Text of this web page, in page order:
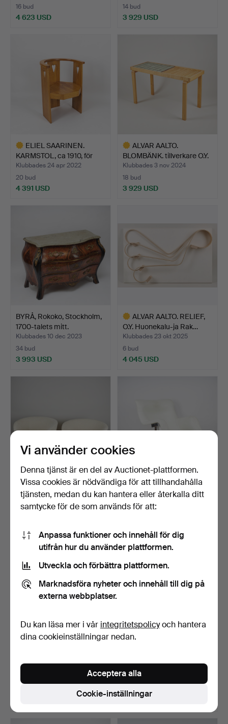
16 bud
4 623 USD
14 bud
3 929 USD
ELIEL SAARINEN.
KARMSTOL, ca 1910, för
Sta…
Klubbades 24 apr 2022
20 bud
4 391 USD
ALVAR AALTO.
BLOMBÄNK. tillverkare O.Y.
Hu…
Klubbades 3 nov 2024
18 bud
3 929 USD
BYRÅ, Rokoko, Stockholm,
1700-talets mitt.
Klubbades 10 dec 2023
34 bud
3 993 USD
ALVAR AALTO. RELIEF,
O.Y. Huonekalu-ja Rak…
Klubbades 23 okt 2025
6 bud
4 045 USD
ELNA KILJANDER.
FÅTÖLJER, ett par för
Mobi…
Klubbades 25 maj 2024
3 814 USD
YRJÖ KUKKAPURO.
FÅTÖLJ, "Karuselli" Formgi…
Klubbades 29 okt 2022
4 047 USD
1982). TILLSKRIVEN. …
och ottoman, "Ägget"…
Klubbades 12 okt 2023
3 bud
3 698 USD
Vi använder cookies
Denna tjänst är en del av Auctionet-plattformen.
Vissa cookies är nödvändiga för att tillhandahålla
tjänsten, medan du kan hantera eller återkalla ditt
samtycke för de som används för att:
Anpassa funktioner och innehåll för dig
utifrån hur du använder plattformen.
Utveckla och förbättra plattformen.
Marknadsföra nyheter och innehåll till dig på
externa webbplatser.
Du kan läsa mer i vår integritetspolicyoch hantera
dina cookieinställningar nedan.
Cookie-inställningar
Acceptera alla